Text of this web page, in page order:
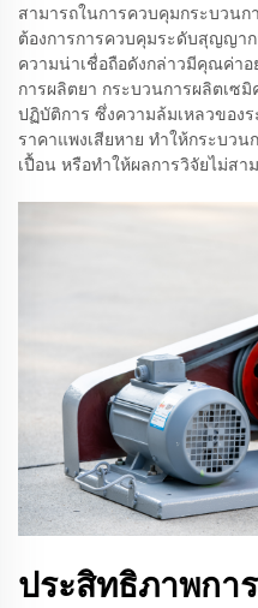
สามารถในการควบคุมกระบวน
ต้องการการควบคุมระดับสุญญา
ความน่าเชื่อถือดังกล่าวมีคุณค่า
การผลิตยา กระบวนการผลิตเซ
ปฏิบัติการ ซึ่งความล้มเหลวของ
ราคาแพงเสียหาย ทำให้กระบว
เปื้อน หรือทำให้ผลการวิจัยไม่สา
ประสิทธิภาพกา